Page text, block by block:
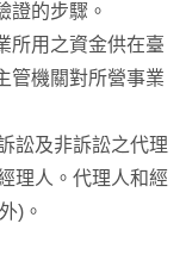
證的步驟。
所用之資金供在臺
管機關對所營事業
訟及非訴訟之代理
理人。代理人和經
)。